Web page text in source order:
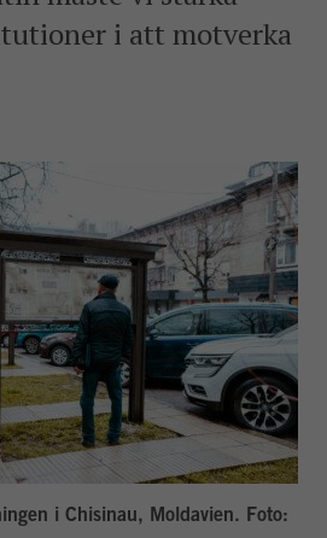
i att motverka
i Chisinau, Moldavien. Foto: